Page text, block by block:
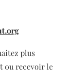
plus
ou recevoir le